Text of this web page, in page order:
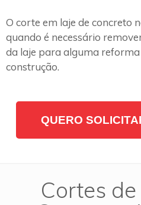
O corte em laje de concreto
quando é necessário
da laje para alguma
construção.
QUERO
Cortes